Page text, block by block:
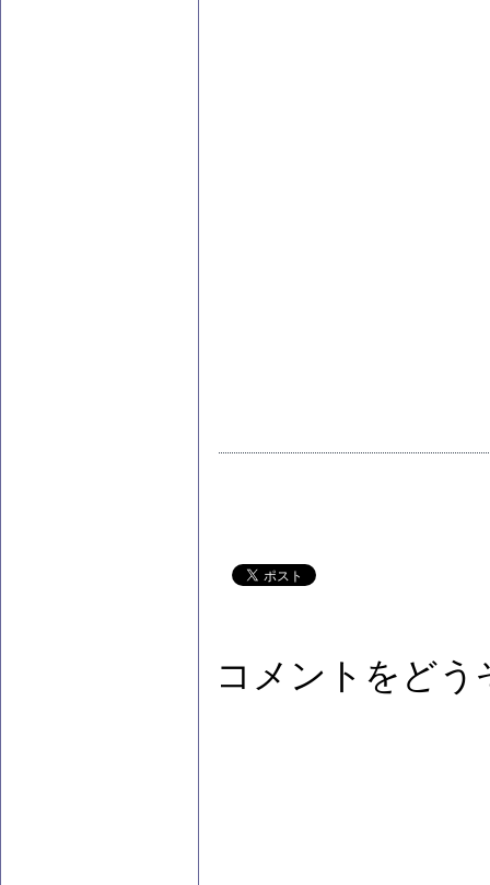
コメントをどう